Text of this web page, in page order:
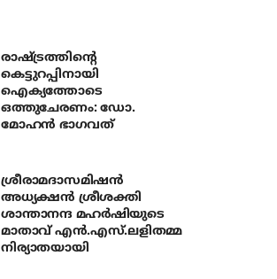
രാഷ്ട്രത്തിന്റെ
കെട്ടുറപ്പിനായി
ഐക്യത്തോടെ
ഒത്തുചേരണം: ഡോ.
മോഹന്‍ ഭാഗവത്
ശ്രീരാമദാസമിഷന്‍
അധ്യക്ഷന്‍ ശ്രീശക്തി
ശാന്താനന്ദ മഹര്‍ഷിയുടെ
മാതാവ് എന്‍.എസ്.ലളിതമ്മ
നിര്യാതയായി